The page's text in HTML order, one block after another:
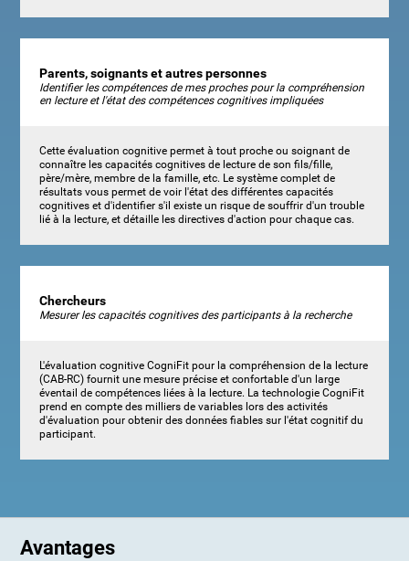
Parents, soignants et autres personnes
Identifier les compétences de mes proches pour la compréhension
en lecture et l'état des compétences cognitives impliquées
Cette évaluation cognitive permet à tout proche ou soignant de
connaître les capacités cognitives de lecture de son fils/fille,
père/mère, membre de la famille, etc. Le système complet de
résultats vous permet de voir l'état des différentes capacités
cognitives et d'identifier s'il existe un risque de souffrir d'un trouble
lié à la lecture, et détaille les directives d'action pour chaque cas.
Chercheurs
Mesurer les capacités cognitives des participants à la recherche
L'évaluation cognitive CogniFit pour la compréhension de la lecture
(CAB-RC) fournit une mesure précise et confortable d'un large
éventail de compétences liées à la lecture. La technologie CogniFit
prend en compte des milliers de variables lors des activités
d'évaluation pour obtenir des données fiables sur l'état cognitif du
participant.
Avantages